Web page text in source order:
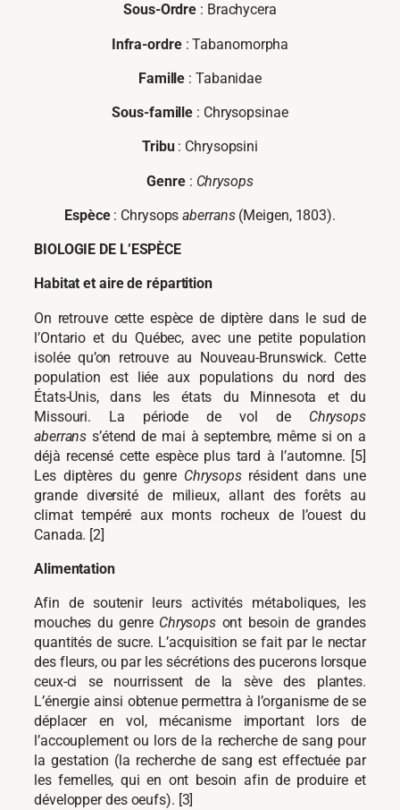
Sous-Ordre : Brachycera
Infra-ordre: Tabanomorpha
Famille : Tabanidae
Sous-famille : Chrysopsinae
Tribu: Chrysopsini
Genre: Chrysops
Espèce: Chrysopsaberrans (Meigen, 1803).
BIOLOGIE DE L’ESPÈCE
Habitat et aire de répartition
On retrouve cette espèce de diptère dans le sud de
l’Ontario et du Québec, avec une petite population
isolée qu’on retrouve au Nouveau-Brunswick. Cette
population est liée aux populations du nord des
États-Unis, dans les états du Minnesota et du
Missouri. La période de vol de Chrysops
aberranss’étend de mai à septembre, même si on a
déjà recensé cette espèce plus tard à l’automne. [5]
Les diptères du genre Chrysops résident dans une
grande diversité de milieux, allant des forêts au
climat tempéré aux monts rocheux de l’ouest du
Canada. [2]
Alimentation
Afin de soutenir leurs activités métaboliques, les
mouches du genre Chrysops ont besoin de grandes
quantités de sucre. L’acquisition se fait par le nectar
des fleurs, ou par les sécrétions des pucerons lorsque
ceux-ci se nourrissent de la sève des plantes.
L’énergie ainsi obtenue permettra à l’organisme de se
déplacer en vol, mécanisme important lors de
l’accouplement ou lors de la recherche de sang pour
la gestation (la recherche de sang est effectuée par
les femelles, qui en ont besoin afin de produire et
développer des oeufs). [3]